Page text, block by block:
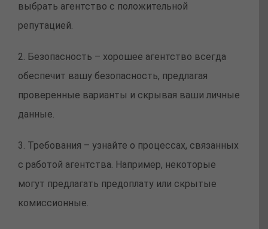
выбрать агентство с положительной
репутацией.
2. Безопасность – хорошее агентство всегда
обеспечит вашу безопасность, предлагая
проверенные варианты и скрывая ваши личные
данные.
3. Требования – узнайте о процессах, связанных
с работой агентства. Например, некоторые
могут предлагать предоплату или скрытые
комиссионные.